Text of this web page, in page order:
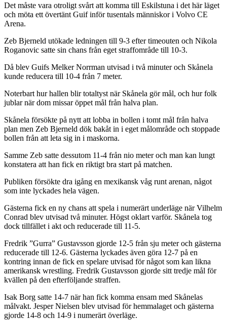
Det måste vara otroligt svårt att komma till Eskilstuna i det här läget
och möta ett övertänt Guif inför tusentals människor i Volvo CE
Arena.
Zeb Bjerneld utökade ledningen till 9-3 efter timeouten och Nikola
Roganovic satte sin chans från eget straffområde till 10-3.
Då blev Guifs Melker Norrman utvisad i två minuter och Skånela
kunde reducera till 10-4 från 7 meter.
Noterbart hur hallen blir totaltyst när Skånela gör mål, och hur folk
jublar när dom missar öppet mål från halva plan.
Skånela försökte på nytt att lobba in bollen i tomt mål från halva
plan men Zeb Bjerneld dök bakåt in i eget målområde och stoppade
bollen från att leta sig in i maskorna.
Samme Zeb satte dessutom 11-4 från nio meter och man kan lungt
konstatera att han fick en riktigt bra start på matchen.
Publiken försökte dra igång en mexikansk våg runt arenan, något
som inte lyckades hela vägen.
Gästerna fick en ny chans att spela i numerärt underläge när Vilhelm
Conrad blev utvisad två minuter. Högst oklart varför. Skånela tog
dock tillfället i akt och reducerade till 11-5.
Fredrik ”Gurra” Gustavsson gjorde 12-5 från sju meter och gästerna
reducerade till 12-6. Gästerna lyckades även göra 12-7 på en
kontring innan de fick en spelare utvisad för något som kan likna
amerikansk wrestling. Fredrik Gustavsson gjorde sitt tredje mål för
kvällen på den efterföljande straffen.
Isak Borg satte 14-7 när han fick komma ensam med Skånelas
målvakt. Jesper Nielsen blev utvisad för hemmalaget och gästerna
gjorde 14-8 och 14-9 i numerärt överläge.